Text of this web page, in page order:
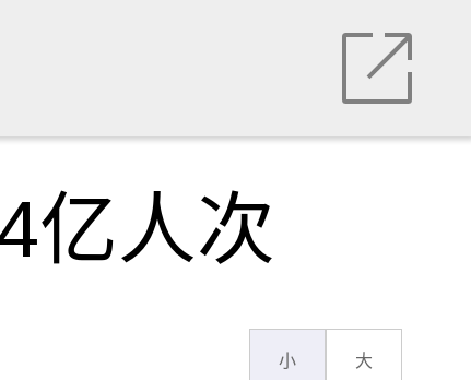
亿人次
小 大